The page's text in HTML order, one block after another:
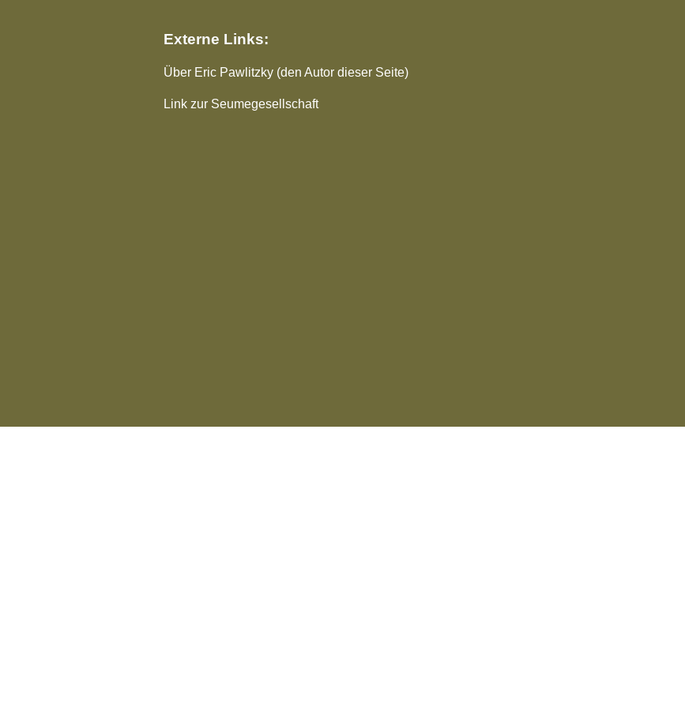
Externe Links:
Über Eric Pawlitzky (den Autor dieser Seite)
Link zur Seumegesellschaft